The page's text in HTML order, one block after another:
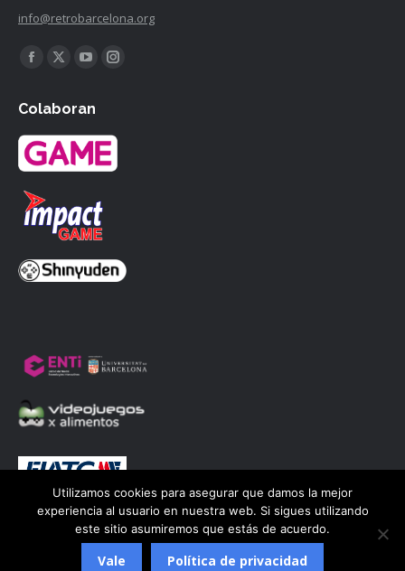
info@retrobarcelona.org
Encuéntranos en:
se
abre
en
ventana
nueva
se
abre
en
ventana
nueva
YouTube
se
abre
en
ventana
nueva
Instagram
abre
Colaboran
© Associació Cultural Retrobarcelona 2023 | Disseny web
Utilizamos cookies para asegurar que damos la mejor
experiencia al usuario en nuestra web. Si sigues utilizando
este sitio asumiremos que estás de acuerdo.
Vale Política de privacidad